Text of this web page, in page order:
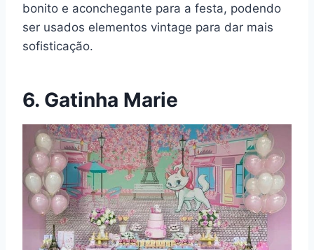
bonito e aconchegante para a festa, podendo
ser usados elementos vintage para dar mais
sofisticação.
6. Gatinha Marie